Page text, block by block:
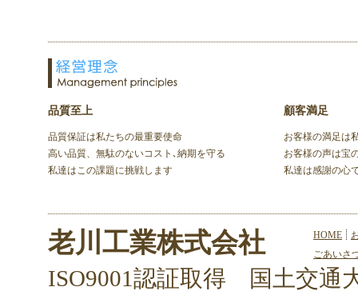
品質至上
品質保証は私たちの最重要使命
高い品質、無駄のないコスト､納期を守る
私達はこの課題に挑戦します
顧客満足
お客様の満足は
お客様の声は宝
私達は感謝の心
老川工業株式会社
ISO9001認証取得 国土交通
HOME
ごあいさ